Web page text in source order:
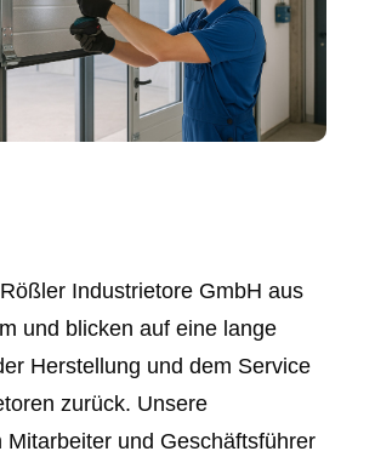
Industrietore GmbH aus
und blicken auf eine lange
Herstellung und dem Service
zurück. Unsere
Mitarbeiter und Geschäftsführer